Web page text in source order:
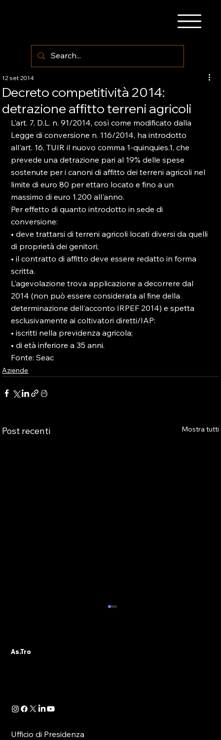
Decreto competitività 2014:
detrazione affitto terreni agricoli
12 set 2014
L'art. 7, D.L. n. 91/2014, così come modificato dalla
Legge di conversione n. 116/2014, ha introdotto
all'art. 16, TUIR il nuovo comma 1-quinquies.1, che
prevede una detrazione pari al 19% delle spese
sostenute per i canoni di affitto dei terreni agricoli nel
limite di euro 80 per ettaro locato e fino a un
massimo di euro 1.200 all'anno.
Per effetto di quanto introdotto in sede di
conversione:
• deve trattarsi di terreni agricoli locati diversi da quelli
di proprietà dei genitori;
• il contratto di affitto deve essere redatto in forma
scritta.
L'agevolazione trova applicazione a decorrere dal
2014 (non può essere considerata al fine della
determinazione dell'acconto IRPEF 2014) e spetta
esclusivamente ai coltivatori diretti/IAP:
• iscritti nella previdenza agricola;
• di età inferiore a 35 anni.
Fonte: Seac
Aziende
Post recenti Mostra tutti
Determinazione Direttoriale di ADM, con la
As.Tro
Ufficio di Presidenza